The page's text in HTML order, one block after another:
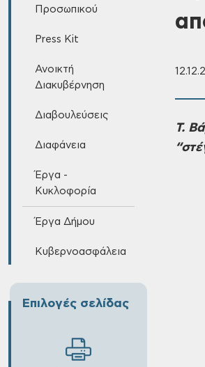
Προσωπικού
Press Kit
Ανοικτή
Διακυβέρνηση
Διαβουλεύσεις
Διαφάνεια
Έργα -
Κυκλοφορία
Έργα Δήμου
Κυβερνοασφάλεια
Επιλογές σελίδας
Τ.